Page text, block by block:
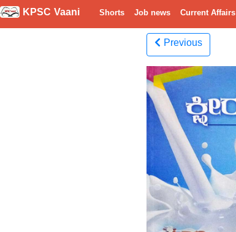
KPSC Vaani Shorts Job news Current Affairs
Previous